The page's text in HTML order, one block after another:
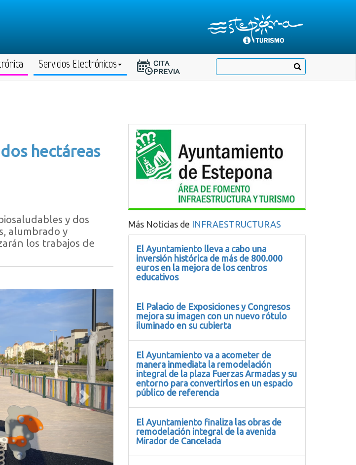
página
Buscar
Servicios Electrónicos
Ir
a
hectáreas
y dos
alumbrado y
los trabajos de
Siguiente
Más Noticias de INFRAESTRUCTURAS
El Ayuntamiento lleva a cabo una
inversión histórica de más de 800.000
euros en la mejora de los centros
educativos
El Palacio de Exposiciones y Congresos
mejora su imagen con un nuevo rótulo
iluminado en su cubierta
El Ayuntamiento va a acometer de
manera inmediata la remodelación
integral de la plaza Fuerzas Armadas y su
entorno para convertirlos en un espacio
público de referencia
El Ayuntamiento finaliza las obras de
remodelación integral de la avenida
Mirador de Cancelada